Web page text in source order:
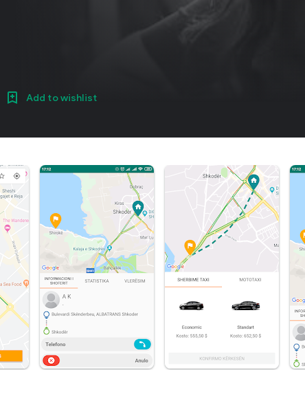
Add to wishlist